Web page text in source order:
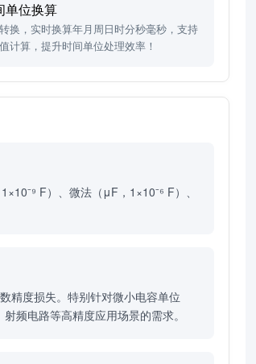
单位换算
换，实时换算年月周日时分秒毫秒，支持
计算，提升时间单位处理效率！
F）、微法（μF，1×10⁻⁶ F）、
精度损失。特别针对微小电容单位
频电路等高精度应用场景的需求。